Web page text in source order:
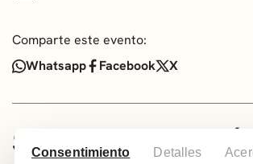
Consentimiento Detalles
Comparte este evento:
Whatsapp
Facebook X
SOBRE EL